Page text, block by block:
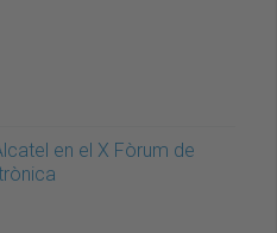
en el X Fòrum de